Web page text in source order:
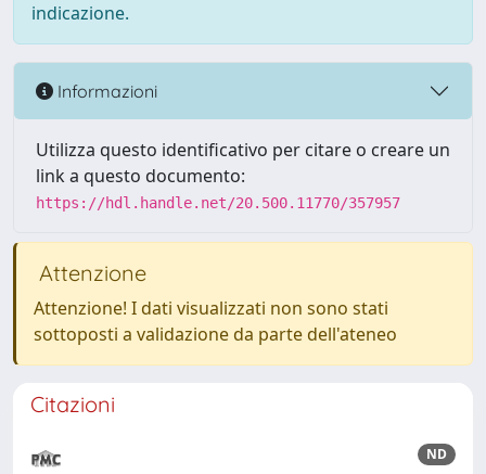
indicazione.
Informazioni
Utilizza questo identificativo per citare o creare un
link a questo documento:
https://hdl.handle.net/20.500.11770/357957
Attenzione
Attenzione! I dati visualizzati non sono stati
sottoposti a validazione da parte dell'ateneo
Citazioni
ND